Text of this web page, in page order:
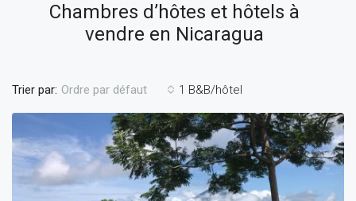
Chambres d’hôtes et hôtels à
vendre en Nicaragua
1 B&B/hôtel
Trier par: Ordre par défaut